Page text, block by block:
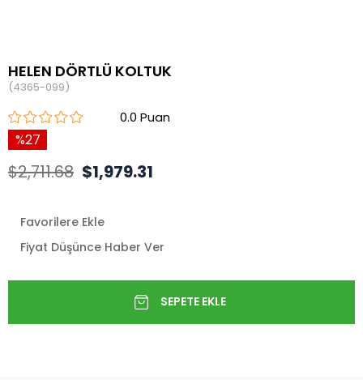
HELEN DÖRTLÜ KOLTUK
(4365-099)
0.0
27
$2,711.68 $1,979.31
Favorilere Ekle
Fiyat Düşünce Haber Ver